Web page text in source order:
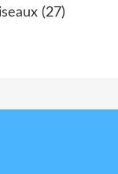
(27)